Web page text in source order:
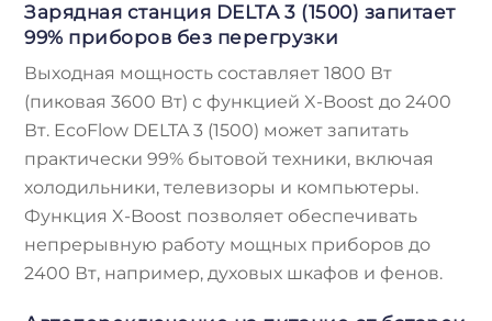
Зарядная станция DELTA 3 (1500) запитает
99% приборов без перегрузки
Выходная мощность составляет 1800 Вт
(пиковая 3600 Вт) с функцией X-Boost до 2400
Вт. EcoFlow DELTA 3 (1500) может запитать
практически 99% бытовой техники, включая
холодильники, телевизоры и компьютеры.
Функция X-Boost позволяет обеспечивать
непрерывную работу мощных приборов до
2400 Вт, например, духовых шкафов и фенов.